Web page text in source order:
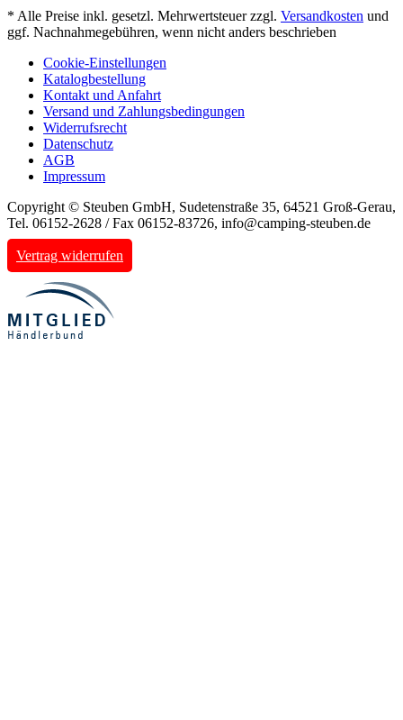
* Alle Preise inkl. gesetzl. Mehrwertsteuer zzgl. Versandkosten und
ggf. Nachnahmegebühren, wenn nicht anders beschrieben
Cookie-Einstellungen
Katalogbestellung
Kontakt und Anfahrt
Versand und Zahlungsbedingungen
Widerrufsrecht
Datenschutz
AGB
Impressum
Copyright © Steuben GmbH, Sudetenstraße 35, 64521 Groß-Gerau,
Tel. 06152-2628 / Fax 06152-83726, info@camping-steuben.de
Vertrag widerrufen